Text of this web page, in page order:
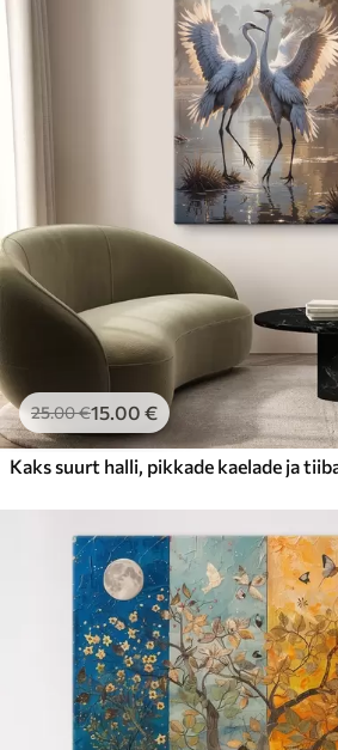
25.00€15.00 €